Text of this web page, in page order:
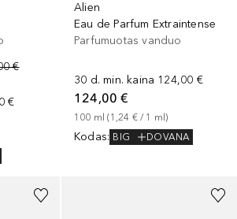
€
€
Alien
Eau de Parfum Extraintense
Parfumuotas vanduo
30 d. min. kaina 124,00 €
124,00 €
100 ml (1,24 € / 1 ml)
Kodas: BIG DOVANA